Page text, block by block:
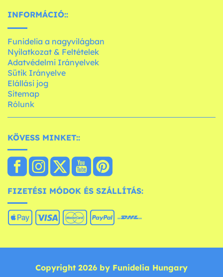
INFORMÁCIÓ::
Funidelia a nagyvilágban
Nyilatkozat & Feltételek
Adatvédelmi Irányelvek
Sütik Irányelve
Elállási jog
Sitemap
Rólunk
KÖVESS MINKET::
FIZETÉSI MÓDOK ÉS SZÁLLÍTÁS:
Copyright 2026 by Funidelia Hungary